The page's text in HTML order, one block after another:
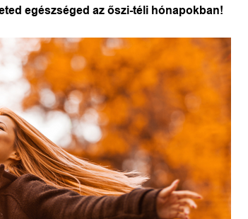
egészséged az őszi-téli hónapokban!